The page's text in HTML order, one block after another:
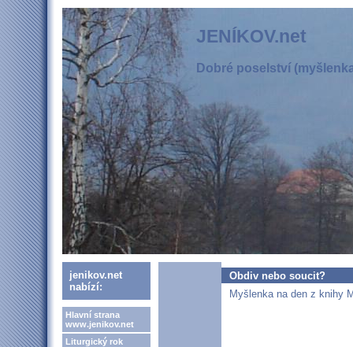
JENÍKOV.net
Dobré poselství
jenikov.net
nabízí:
Hlavní strana
www.jenikov.net
Liturgický rok
Obdiv nebo soucit?
Myšlenka na den z knihy